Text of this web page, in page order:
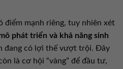
điểm mạnh riêng, tuy nhiên xét
phát triển và khả năng sinh
đang có lợi thế vượt trội. Đây
là cơ hội “vàng” để đầu tư,